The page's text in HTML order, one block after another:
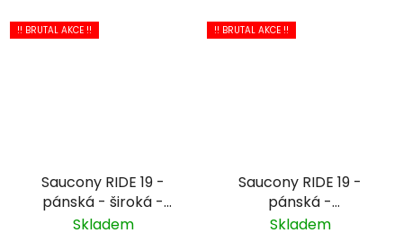
!! BRUTAL AKCE !!
Saucony RIDE 19 -
pánská - široká -
černá/bílá
Skladem
!! BRUTAL AKCE !!
Saucony RIDE 19 -
pánská -
oranžová/bílá
Skladem